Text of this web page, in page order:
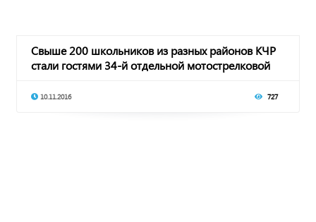
Свыше 200 школьников из разных районов КЧР
стали гостями 34-й отдельной мотострелковой
10.11.2016 727